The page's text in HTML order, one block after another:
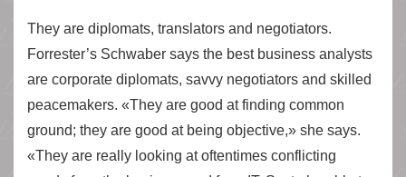
They are diplomats, translators and negotiators.
Forrester’s Schwaber says the best business analysts
are corporate diplomats, savvy negotiators and skilled
peacemakers. «They are good at finding common
ground; they are good at being objective,» she says.
«They are really looking at oftentimes conflicting